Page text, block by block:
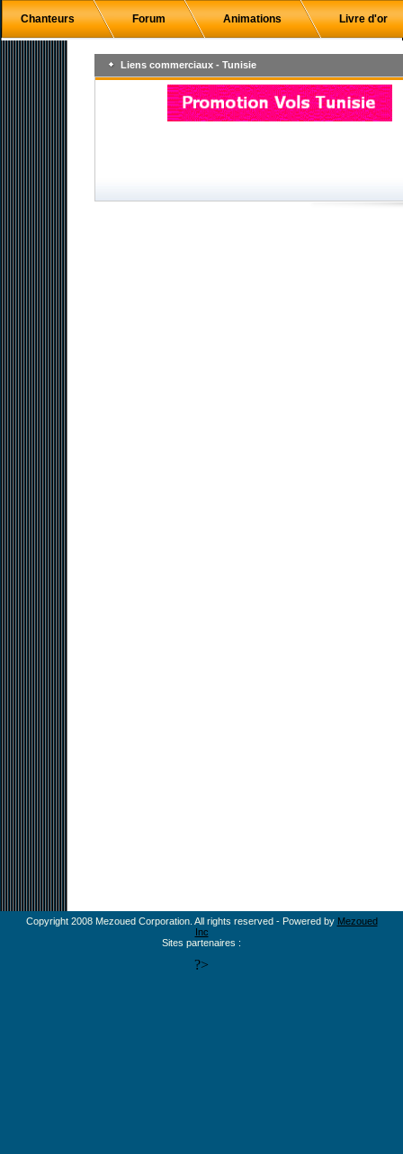
Chanteurs Forum Animations Livre d'or
Liens commerciaux - Tunisie
Copyright 2008 Mezoued Corporation. All rights reserved - Powered by Mezoued
Inc
Sites partenaires :
?>